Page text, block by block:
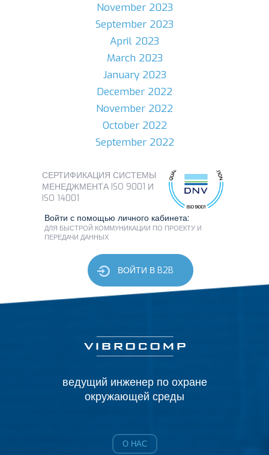
November 2023
September 2023
April 2023
March 2023
January 2023
December 2022
November 2022
October 2022
September 2022
СЕРТИФИКАЦИЯ СИСТЕМЫ
МЕНЕДЖМЕНТА ISO 9001 И
ISO 14001
Войти с помощью личного кабинета:
ДЛЯ БЫСТРОЙ КОММУНИКАЦИИ ПО ПРОЕКТУ И
ПЕРЕДАЧИ ДАННЫХ
ВОЙТИ В B2B
ведущий инженер по охране
окружающей среды
О НАС